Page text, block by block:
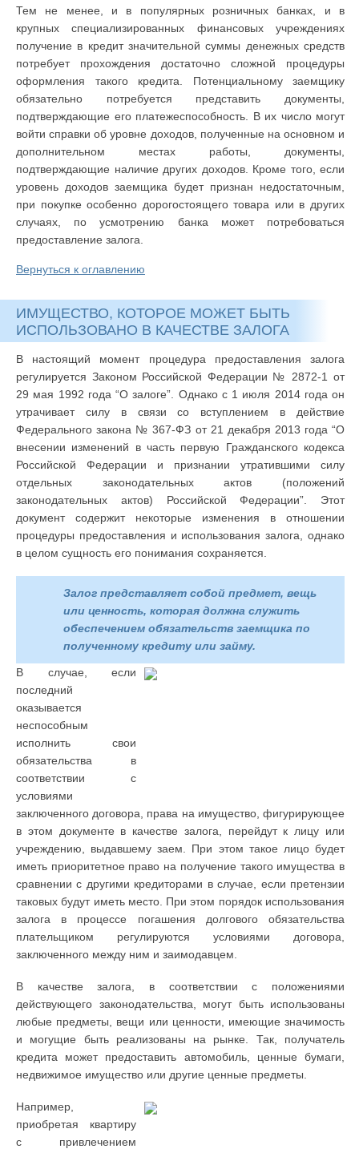
Тем не менее, и в популярных розничных банках, и в
крупных специализированных финансовых учреждениях
получение в кредит значительной суммы денежных средств
потребует прохождения достаточно сложной процедуры
оформления такого кредита. Потенциальному заемщику
обязательно потребуется представить документы,
подтверждающие его платежеспособность. В их число могут
войти справки об уровне доходов, полученные на основном и
дополнительном местах работы, документы,
подтверждающие наличие других доходов. Кроме того, если
уровень доходов заемщика будет признан недостаточным,
при покупке особенно дорогостоящего товара или в других
случаях, по усмотрению банка может потребоваться
предоставление залога.
Вернуться к оглавлению
ИМУЩЕСТВО, КОТОРОЕ МОЖЕТ БЫТЬ
ИСПОЛЬЗОВАНО В КАЧЕСТВЕ ЗАЛОГА
В настоящий момент процедура предоставления залога
регулируется Законом Российской Федерации № 2872-1 от
29 мая 1992 года “О залоге”. Однако с 1 июля 2014 года он
утрачивает силу в связи со вступлением в действие
Федерального закона № 367-ФЗ от 21 декабря 2013 года “О
внесении изменений в часть первую Гражданского кодекса
Российской Федерации и признании утратившими силу
отдельных законодательных актов (положений
законодательных актов) Российской Федерации”. Этот
документ содержит некоторые изменения в отношении
процедуры предоставления и использования залога, однако
в целом сущность его понимания сохраняется.
Залог представляет собой предмет, вещь
или ценность, которая должна служить
обеспечением обязательств заемщика по
полученному кредиту или займу.
В случае, если
последний
оказывается
неспособным
исполнить свои
обязательства в
соответствии с
условиями
заключенного договора, права на имущество, фигурирующее
в этом документе в качестве залога, перейдут к лицу или
учреждению, выдавшему заем. При этом такое лицо будет
иметь приоритетное право на получение такого имущества в
сравнении с другими кредиторами в случае, если претензии
таковых будут иметь место. При этом порядок использования
залога в процессе погашения долгового обязательства
плательщиком регулируются условиями договора,
заключенного между ним и заимодавцем.
В качестве залога, в соответствии с положениями
действующего законодательства, могут быть использованы
любые предметы, вещи или ценности, имеющие значимость
и могущие быть реализованы на рынке. Так, получатель
кредита может предоставить автомобиль, ценные бумаги,
недвижимое имущество или другие ценные предметы.
Например,
приобретая квартиру
с привлечением